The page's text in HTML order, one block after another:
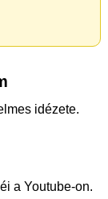
idézete.
a Youtube-on.